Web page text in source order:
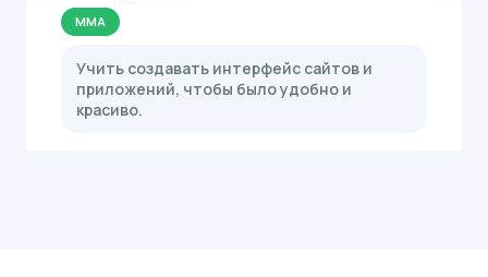
ММА
Учить создавать интерфейс сайтов и
приложений, чтобы было удобно и
красиво.